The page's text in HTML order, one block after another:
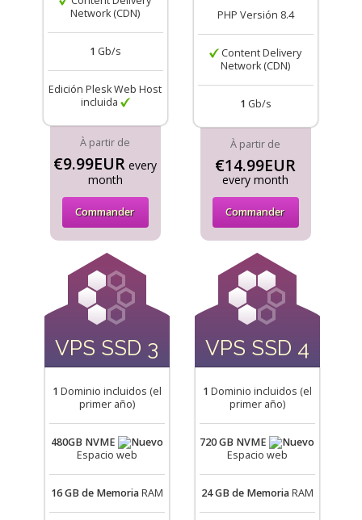
Network (CDN)
1 Gb/s
Edición Plesk Web Host
incluida
À partir de
€9.99EUR every
month
Commander
PHP Versión 8.4
Content Delivery
Network (CDN)
1 Gb/s
À partir de
€14.99EUR
every month
Commander
VPS SSD 3
1 Dominio incluidos (el
primer año)
480GB NVME
Espacio web
16 GB de MemoriaRAM
VPS SSD 4
1 Dominio incluidos (el
primer año)
720 GB NVME
Espacio web
24 GB de MemoriaRAM